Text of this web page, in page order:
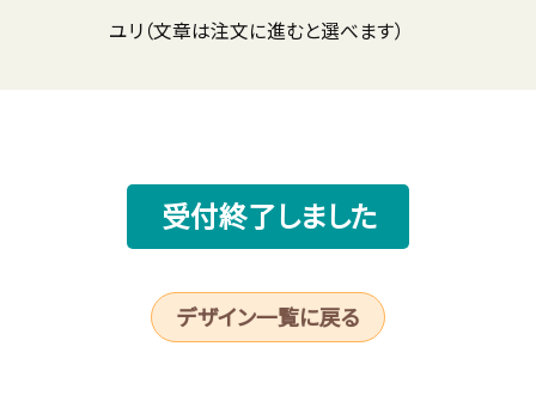
ユリ（文章は注文に進むと選べます）
受付終了しました
デザイン一覧に戻る